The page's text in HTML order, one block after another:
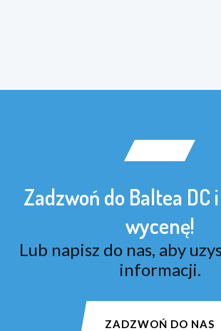
Zadzwoń do Baltea DC
wycenę!
Lub napisz do nas, aby
informacji.
ZADZWOŃ DO NAS